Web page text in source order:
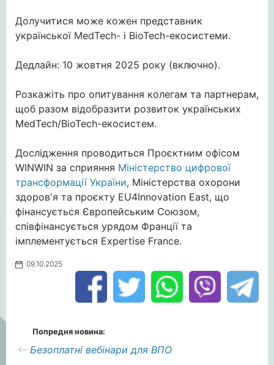
Долучитися може кожен представник
української MedTech- і BioTech-екосистеми.
Дедлайн: 10 жовтня 2025 року (включно).
Розкажіть про опитування колегам та партнерам,
щоб разом відобразити розвиток українських
MedTech/BioTech-екосистем.
Дослідження проводиться Проєктним офісом
WINWIN за сприяння Міністерство цифрової
трансформації України, Міністерства охорони
здоров'я та проєкту EU4Innovation East, що
фінансується Європейським Союзом,
співфінансується урядом Франції та
імплементується Expertise France.
09.10.2025
Попредня новина:
Безоплатні вебінари для ВПО